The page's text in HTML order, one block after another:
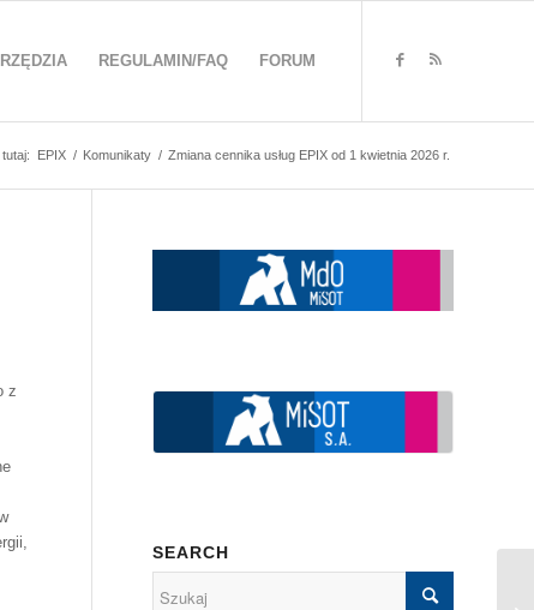
REGULAMIN/FAQ FORUM
EPIX / Komunikaty / Zmiana cennika usług EPIX od 1 kwietnia 2026 r.
z
SEARCH